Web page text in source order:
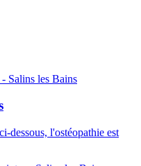
dessous, l'ostéopathie est